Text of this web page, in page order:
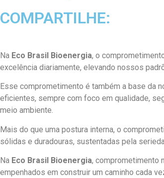
COMPARTILHE:
Na Eco Brasil Bioenergia, o
excelência diariamente, elevando nossos
Esse comprometimento é também a base da
eficientes, sempre com foco em qualidade,
meio ambiente.
Mais do que uma postura interna, o
sólidas e duradouras, sustentadas pela
Na Eco Brasil Bioenergia, comprometimento
empenhados em construir um caminho cada